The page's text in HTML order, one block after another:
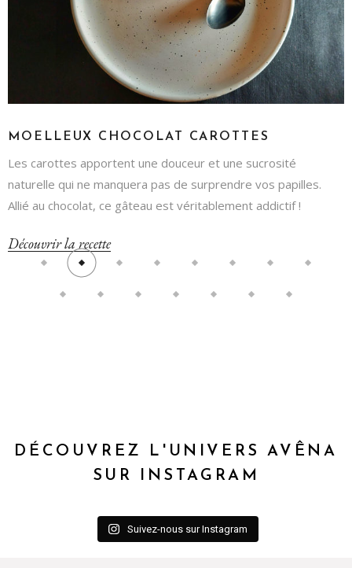
MOELLEUX CHOCOLAT CAROTTES
Les carottes apportent une douceur et une sucrosité
naturelle qui ne manquera pas de surprendre vos papilles.
Allié au chocolat, ce gâteau est véritablement addictif !
Découvrir la recette
DÉCOUVREZ L'UNIVERS AVÊNA
SUR INSTAGRAM
Suivez-nous sur Instagram